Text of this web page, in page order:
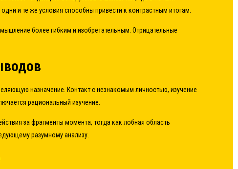
и те же условия способны привести к контрастным итогам.
более гибким и изобретательным. Отрицательные
назначение. Контакт с незнакомым личностью, изучение
рациональный изучение.
за фрагменты момента, тогда как лобная область
разумному анализу.